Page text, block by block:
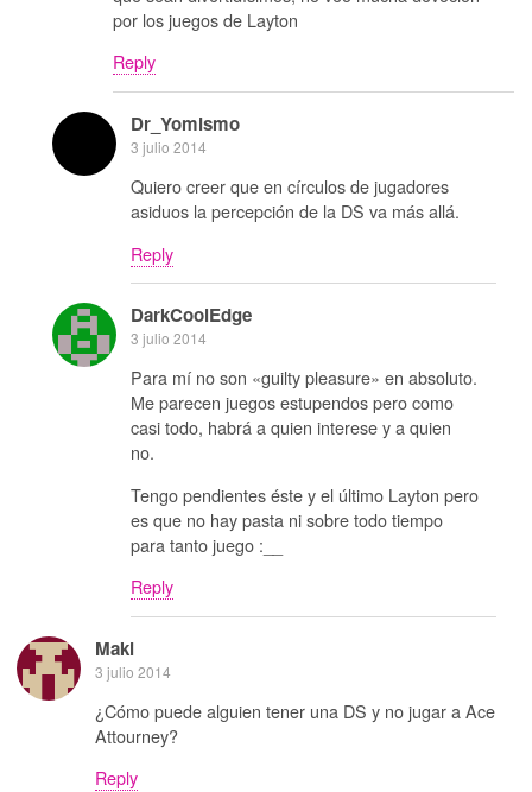
por los juegos de Layton
Reply
Dr_Yomismo
3 julio 2014
Quiero creer que en círculos de jugadores
asiduos la percepción de la DS va más allá.
Reply
DarkCoolEdge
3 julio 2014
Para mí no son «guilty pleasure» en absoluto.
Me parecen juegos estupendos pero como
casi todo, habrá a quien interese y a quien
no.
Tengo pendientes éste y el último Layton pero
es que no hay pasta ni sobre todo tiempo
para tanto juego :__
Reply
Maki
3 julio 2014
¿Cómo puede alguien tener una DS y no jugar a Ace
Attourney?
Reply